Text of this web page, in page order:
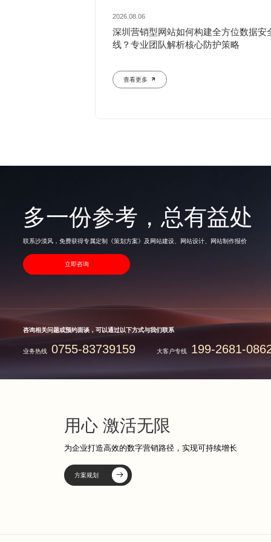
2026.08.06
深圳营销型网站如何构建全方位数据安
线？专业团队解析核心防护策略
查看更多
多一份参考，总有益处
联系沙漠风，免费获得专属定制《策划方案》及网站建设、网站设计、网站制作报价
立即咨询
咨询相关问题或预约面谈，可以通过以下方式与我们联系
业务热线 0755-83739159 大客户专线 199-2681-
用心 激活无限
为企业打造高效的数字营销路径，实现可持续增长
方案规划